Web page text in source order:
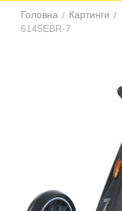
Головна / Картинги /
6145EBR-7